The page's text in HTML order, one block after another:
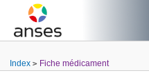
Index Fiche médicament